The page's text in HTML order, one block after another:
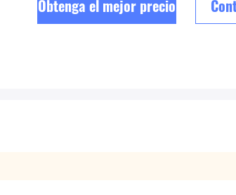
Obtenga el mejor precio